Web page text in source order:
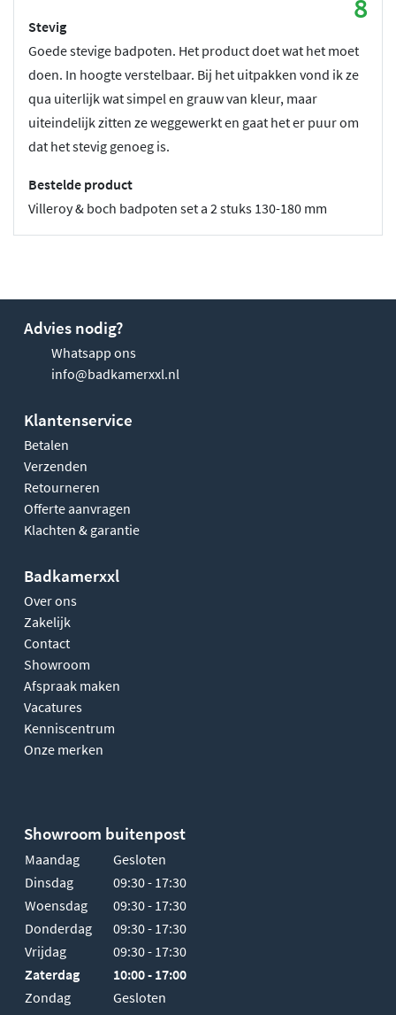
8
Stevig
Goede stevige badpoten. Het product doet wat het moet
doen. In hoogte verstelbaar. Bij het uitpakken vond ik ze
qua uiterlijk wat simpel en grauw van kleur, maar
uiteindelijk zitten ze weggewerkt en gaat het er puur om
dat het stevig genoeg is.
Bestelde product
Villeroy & boch badpoten set a 2 stuks 130-180 mm
Advies nodig?
Whatsapp ons
info@badkamerxxl.nl
Klantenservice
Betalen
Verzenden
Retourneren
Offerte aanvragen
Klachten & garantie
Badkamerxxl
Over ons
Zakelijk
Contact
Showroom
Afspraak maken
Vacatures
Kenniscentrum
Onze merken
Showroom buitenpost
Maandag
Gesloten
Dinsdag
09:30 - 17:30
Woensdag
09:30 - 17:30
Donderdag
09:30 - 17:30
Vrijdag
09:30 - 17:30
Zaterdag
10:00 - 17:00
Zondag
Gesloten